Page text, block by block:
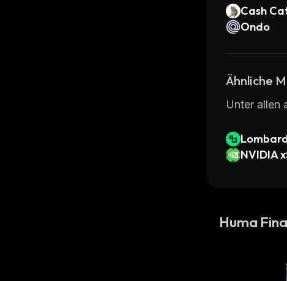
Cash
Ondo
Ähnliche
Unter allen
NVIDIA
Huma